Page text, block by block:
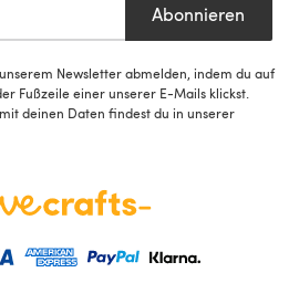
Abonnieren
Newsletter abmelden, indem du auf
Fußzeile einer unserer E-Mails klickst.
deinen Daten findest du in unserer